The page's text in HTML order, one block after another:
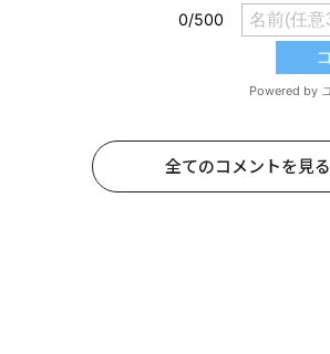
全てのコメントを見る